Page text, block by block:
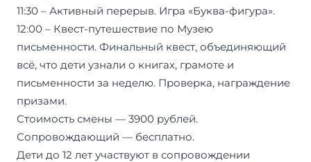
11:30 – Активный перерыв. Игра «Буква-фигура».
12:00 – Квест-путешествие по Музею
письменности. Финальный квест, объединяющий
всё, что дети узнали о книгах, грамоте и
письменности за неделю. Проверка, награждение
призами.
Стоимость смены — 3900 рублей.
Сопровождающий — бесплатно.
Дети до 12 лет участвуют в сопровождении